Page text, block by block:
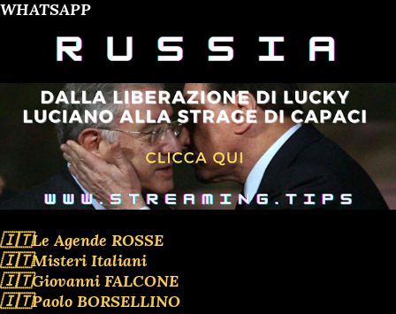
WHATSAPP
🇮🇹Le Agende ROSSE
🇮🇹Misteri Italiani
🇮🇹Giovanni FALCONE
🇮🇹Paolo BORSELLINO